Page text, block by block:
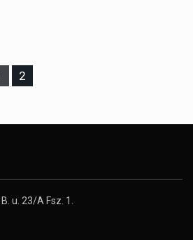
Page
2
u. 23/A Fsz. 1.